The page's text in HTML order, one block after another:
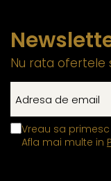
Nu rata ofertele
Vreau sa
Afla mai multe in